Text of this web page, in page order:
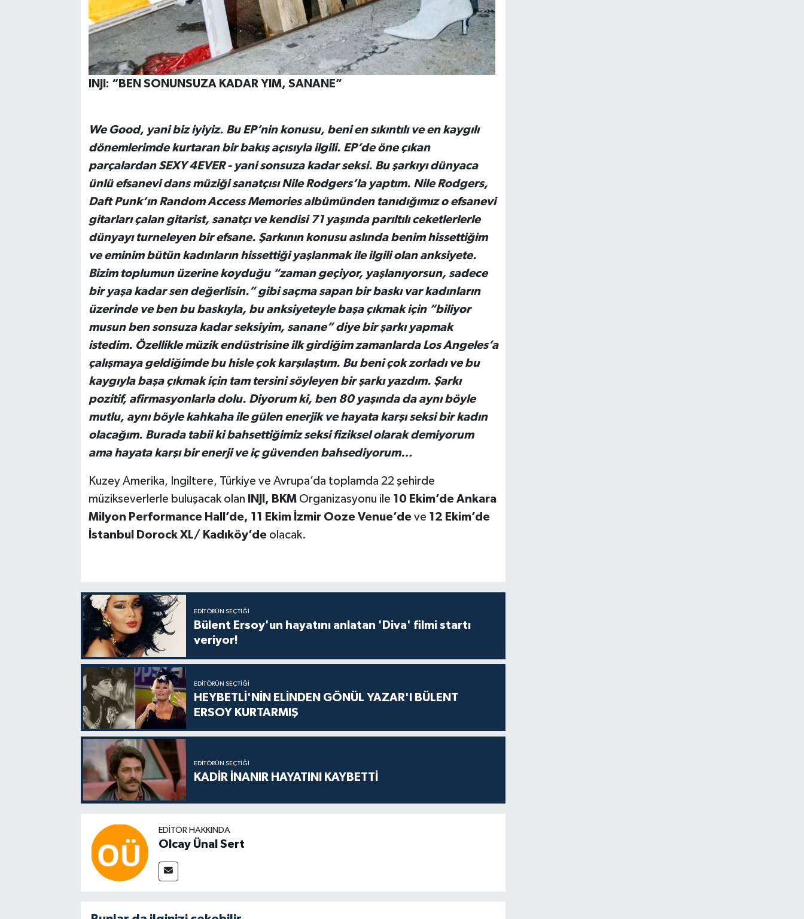
INJI: “BEN SONUNSUZA KADAR YIM, SANANE”
We Good, yani biz iyiyiz. Bu EP’nin konusu, beni en sıkıntılı ve en kaygılı
dönemlerimde kurtaran bir bakış açısıyla ilgili. EP’de öne çıkan
parçalardan SEXY 4EVER - yani sonsuza kadar seksi. Bu şarkıyı dünyaca
ünlü efsanevi dans müziği sanatçısı Nile Rodgers’la yaptım. Nile Rodgers,
Daft Punk’ın Random Access Memories albümünden tanıdığımız o efsanevi
gitarları çalan gitarist, sanatçı ve kendisi 71 yaşında parıltılı ceketlerlerle
dünyayı turneleyen bir efsane. Şarkının konusu aslında benim hissettiğim
ve eminim bütün kadınların hissettiği yaşlanmak ile ilgili olan anksiyete.
Bizim toplumun üzerine koyduğu “zaman geçiyor, yaşlanıyorsun, sadece
bir yaşa kadar sen değerlisin.” gibi saçma sapan bir baskı var kadınların
üzerinde ve ben bu baskıyla, bu anksiyeteyle başa çıkmak için “biliyor
musun ben sonsuza kadar seksiyim, sanane” diye bir şarkı yapmak
istedim. Özellikle müzik endüstrisine ilk girdiğim zamanlarda Los Angeles’a
çalışmaya geldiğimde bu hisle çok karşılaştım. Bu beni çok zorladı ve bu
kaygıyla başa çıkmak için tam tersini söyleyen bir şarkı yazdım. Şarkı
pozitif, afirmasyonlarla dolu. Diyorum ki, ben 80 yaşında da aynı böyle
mutlu, aynı böyle kahkaha ile gülen enerjik ve hayata karşı seksi bir kadın
olacağım. Burada tabii ki bahsettiğimiz seksi fiziksel olarak demiyorum
ama hayata karşı bir enerji ve iç güvenden bahsediyorum…
Kuzey Amerika, Ingiltere, Türkiye ve Avrupa’da toplamda 22 şehirde
müzikseverlerle buluşacak olan
INJI, BKM Organizasyonu ile 10 Ekim’de Ankara
Milyon Performance Hall’de, 11 Ekim İzmir Ooze Venue’de ve 12 Ekim’de
İstanbul Dorock XL/ Kadıköy’deolacak.
EDITÖRÜN SEÇTIĞI
Bülent Ersoy'un hayatını anlatan 'Diva' filmi startı
veriyor!
EDITÖRÜN SEÇTIĞI
HEYBETLİ'NİN ELİNDEN GÖNÜL YAZAR'I BÜLENT
ERSOY KURTARMIŞ
EDITÖRÜN SEÇTIĞI
KADİR İNANIR HAYATINI KAYBETTİ
EDITÖR HAKKINDA
Olcay Ünal Sert